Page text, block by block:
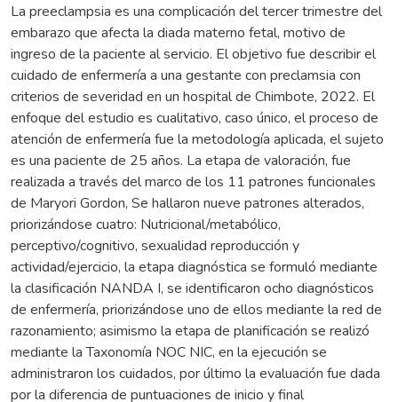
La preeclampsia es una complicación del tercer trimestre del
embarazo que afecta la diada materno fetal, motivo de
ingreso de la paciente al servicio. El objetivo fue describir el
cuidado de enfermería a una gestante con preclamsia con
criterios de severidad en un hospital de Chimbote, 2022. El
enfoque del estudio es cualitativo, caso único, el proceso de
atención de enfermería fue la metodología aplicada, el sujeto
es una paciente de 25 años. La etapa de valoración, fue
realizada a través del marco de los 11 patrones funcionales
de Maryori Gordon, Se hallaron nueve patrones alterados,
priorizándose cuatro: Nutricional/metabólico,
perceptivo/cognitivo, sexualidad reproducción y
actividad/ejercicio, la etapa diagnóstica se formuló mediante
la clasificación NANDA I, se identificaron ocho diagnósticos
de enfermería, priorizándose uno de ellos mediante la red de
razonamiento; asimismo la etapa de planificación se realizó
mediante la Taxonomía NOC NIC, en la ejecución se
administraron los cuidados, por último la evaluación fue dada
por la diferencia de puntuaciones de inicio y final